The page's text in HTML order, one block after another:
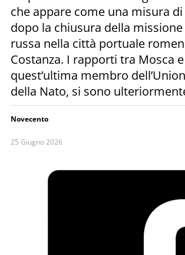
che appare come una misura
dopo la chiusura della
russa nella città portuale
Costanza. I rapporti tra Mosca
quest’ultima membro
della Nato, si sono
Novecento
25 Giugno 2026